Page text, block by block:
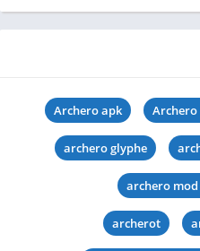
Archero
Archero apk
archero glyphe
archero
archerot